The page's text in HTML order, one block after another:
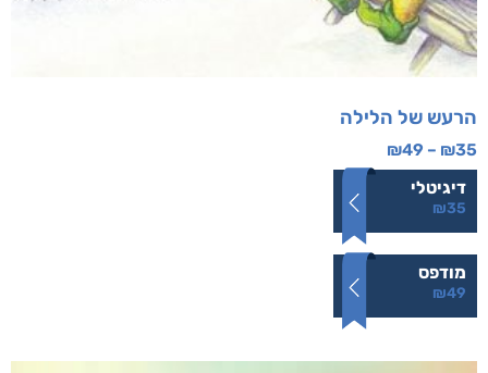
הרעש של הלילה
₪35
–
₪49
דיגיטלי
₪35
מודפס
₪49